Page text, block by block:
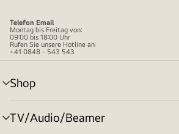
Telefon Email
Montag bis Freitag von:
09:00 bis 18:00 Uhr
Rufen Sie unsere Hotline an:
+41 0848 - 543 543
Shop
Menü
umschalten
TV/Audio/Beamer
Menü